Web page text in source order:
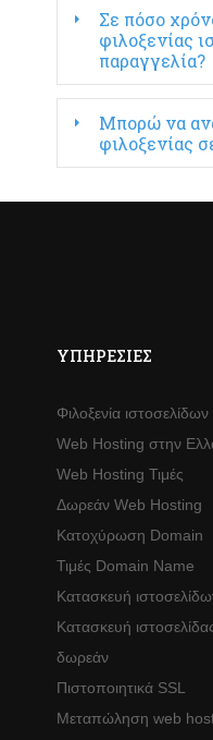
Σε πόσο
φιλοξενίας
παραγγελία?
Μπορώ να
φιλοξενίας
ΥΠΗΡΕΣΊΕΣ
Φιλοξενία ιστοσελίδων
Web Hosting στην
Web Hosting Τιμές
Δωρεάν Web Hosting
Κατοχύρωση Domain
Τιμές Domain Name
Κατασκευή
Κατασκευή
δωρεάν
Πιστοποιητικά SSL
Μεταπώληση web